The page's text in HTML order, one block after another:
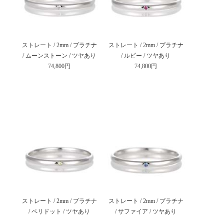
ストレート / 2mm / プラチナ
/ ムーンストーン / ツヤあり
74,800円
ストレート / 2mm / プラチナ
/ ルビー / ツヤあり
74,800円
ストレート / 2mm / プラチナ
/ ペリドット / ツヤあり
ストレート / 2mm / プラチナ
/ サファイア / ツヤあり